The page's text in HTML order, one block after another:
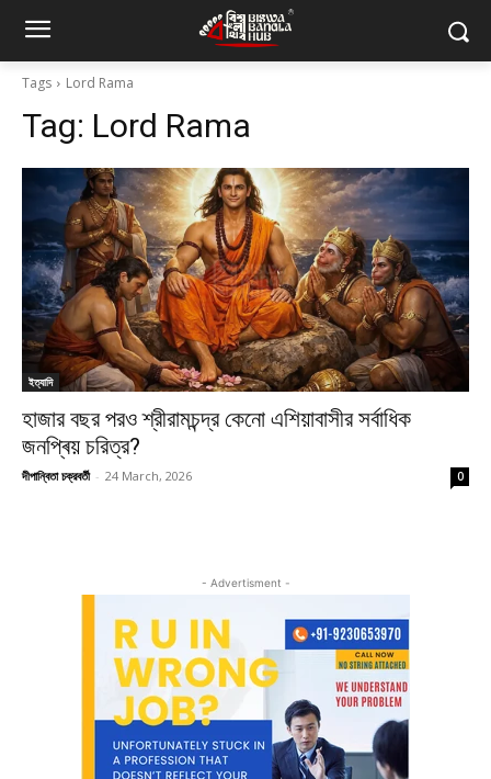
Tags Lord Rama
Tag: Lord Rama
ইত্যাদি
হাজার বছর পরও শ্রীরামচন্দ্র কেনো এশিয়াবাসীর সর্বাধিক
জনপ্ৰিয় চরিত্র?
দীপান্বিতা চক্রবর্তী - 24 March, 2026 0
- Advertisment -